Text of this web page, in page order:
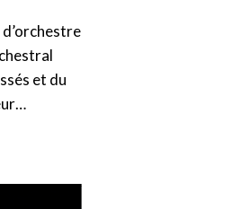
et du